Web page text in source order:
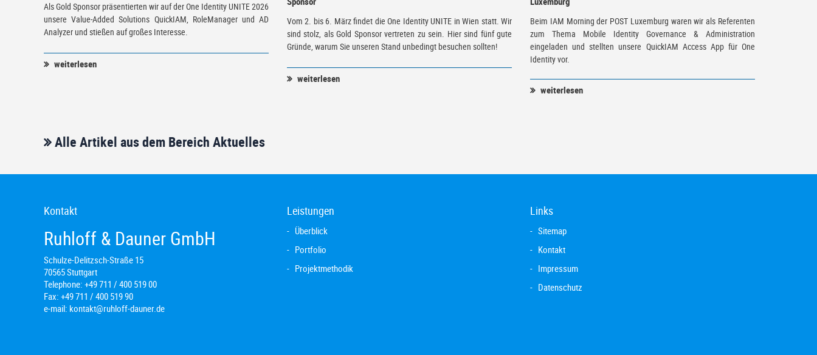
Als Gold Sponsor präsentierten wir auf der One Identity UNITE 2026
unsere Value-Added Solutions QuickIAM, RoleManager und AD
Analyzer und stießen auf großes Interesse.
weiterlesen
Vom 2. bis 6. März findet die One Identity UNITE in Wien statt. Wir
sind stolz, als Gold Sponsor vertreten zu sein. Hier sind fünf gute
Gründe, warum Sie unseren Stand unbedingt besuchen sollten!
weiterlesen
Beim IAM Morning der POST Luxemburg waren wir als Referenten
zum Thema Mobile Identity Governance & Administration
eingeladen und stellten unsere QuickIAM Access App für One
Identity vor.
weiterlesen
Alle Artikel aus dem Bereich Aktuelles
Kontakt
Ruhloff & Dauner GmbH
Schulze-Delitzsch-Straße 15
70565 Stuttgart
Telephone: +49 711 / 400 519 00
Fax: +49 711 / 400 519 90
e-mail: kontakt@ruhloff-dauner.de
Leistungen
Überblick
Portfolio
Projektmethodik
Links
Sitemap
Kontakt
Impressum
Datenschutz